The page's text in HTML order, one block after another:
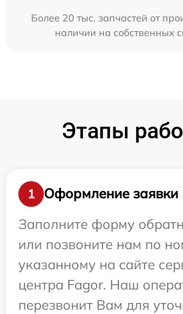
Более 20 тыс. запчастей от
наличии на собственных
Этапы
1
Оформление заявки
Заполните форму
или позвоните нам по
указанному на сайте
центра Fagor. Наш
перезвонит Вам для